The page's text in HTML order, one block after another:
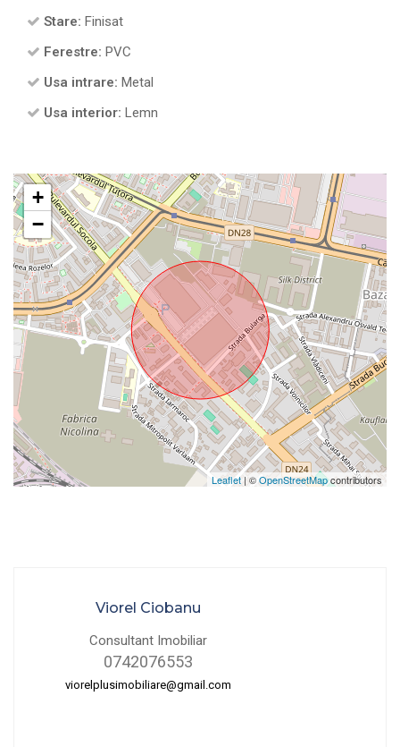
Stare: Finisat
Ferestre: PVC
Usa intrare: Metal
Usa interior: Lemn
+
−
Leaflet| ©OpenStreetMapcontributors
Viorel Ciobanu
Consultant Imobiliar
0742076553
viorelplusimobiliare@gmail.com